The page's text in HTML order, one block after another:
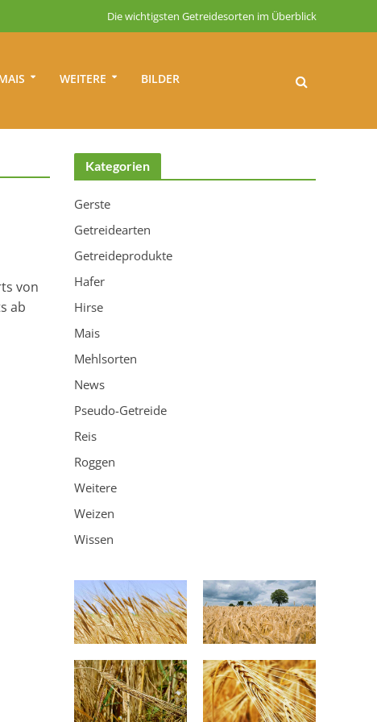
Die wichtigsten Getreidesorten im Überblick
WEITERE BILDER
von
ab
Kategorien
Gerste
Getreidearten
Getreideprodukte
Hafer
Hirse
Mais
Mehlsorten
News
Pseudo-Getreide
Reis
Roggen
Weitere
Weizen
Wissen